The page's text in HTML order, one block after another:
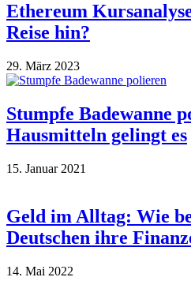
Ethereum
Reise hin?
29. März 2023
Stumpfe Badewanne
Hausmitteln gelingt es
15. Januar 2021
Geld im Alltag: Wie
Deutschen ihre
14. Mai 2022